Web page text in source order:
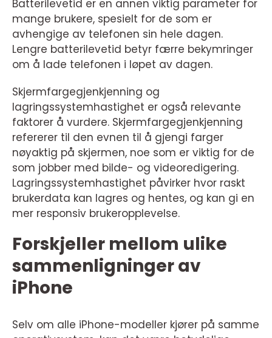
Batterilevetid er en annen viktig parameter for
mange brukere, spesielt for de som er
avhengige av telefonen sin hele dagen.
Lengre batterilevetid betyr færre bekymringer
om å lade telefonen i løpet av dagen.
Skjermfargegjenkjenning og
lagringssystemhastighet er også relevante
faktorer å vurdere. Skjermfargegjenkjenning
refererer til den evnen til å gjengi farger
nøyaktig på skjermen, noe som er viktig for de
som jobber med bilde- og videoredigering.
Lagringssystemhastighet påvirker hvor raskt
brukerdata kan lagres og hentes, og kan gi en
mer responsiv brukeropplevelse.
Forskjeller mellom ulike
sammenligninger av
iPhone
Selv om alle iPhone-modeller kjører på samme